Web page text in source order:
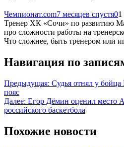
Чемпионат.com7 месяцев спустя0
Тренер ХК «Сочи» по развитию
про сложности работы на
Что сложнее, быть тренером или
Навигация по
Предыдущая: Судья отнял у бойца
пояс
Далее: Егор Дёмин оценил место
российского баскетбола
Похожие новости